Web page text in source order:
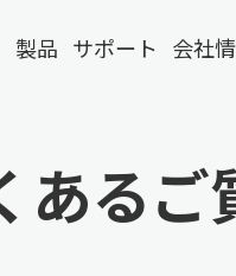
製品 サポート 会社
あるご